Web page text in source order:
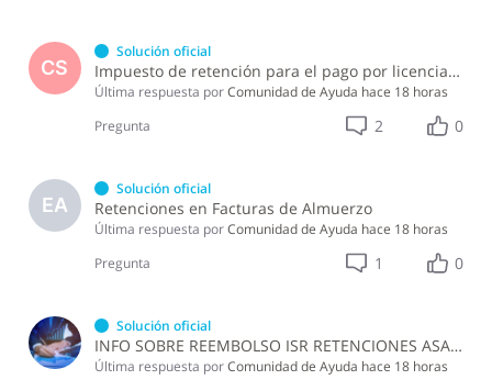
CS
Solución oficial
Impuesto de retención para el pago por licencia de software y soporte de software ?
Última respuesta porComunidad de Ayuda hace 18 horas
Pregunta
2 0
EA
Solución oficial
Retenciones en Facturas de Almuerzo
Última respuesta porComunidad de Ayuda hace 18 horas
Pregunta
1 0
Solución oficial
INFO SOBRE REEMBOLSO ISR RETENCIONES ASALARIADOS
Última respuesta porComunidad de Ayuda hace 18 horas